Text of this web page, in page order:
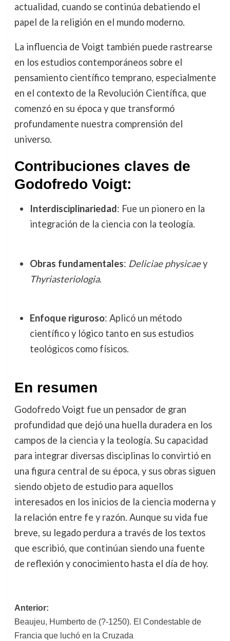
actualidad, cuando se continúa debatiendo el
papel de la religión en el mundo moderno.
La influencia de Voigt también puede rastrearse
en los estudios contemporáneos sobre el
pensamiento científico temprano, especialmente
en el contexto de la Revolución Científica, que
comenzó en su época y que transformó
profundamente nuestra comprensión del
universo.
Contribuciones claves de
Godofredo Voigt:
Interdisciplinariedad: Fue un pionero en la
integración de la ciencia con la teología.
Obras fundamentales: Deliciae physicaey
Thyriasteriologia.
Enfoque riguroso: Aplicó un método
científico y lógico tanto en sus estudios
teológicos como físicos.
En resumen
Godofredo Voigt fue un pensador de gran
profundidad que dejó una huella duradera en los
campos de la ciencia y la teología. Su capacidad
para integrar diversas disciplinas lo convirtió en
una figura central de su época, y sus obras siguen
siendo objeto de estudio para aquellos
interesados en los inicios de la ciencia moderna y
la relación entre fe y razón. Aunque su vida fue
breve, su legado perdura a través de los textos
que escribió, que continúan siendo una fuente
de reflexión y conocimiento hasta el día de hoy.
Navegación
de
Anterior:
Beaujeu, Humberto de (?-1250). El Condestable de
Francia que luchó en la Cruzada